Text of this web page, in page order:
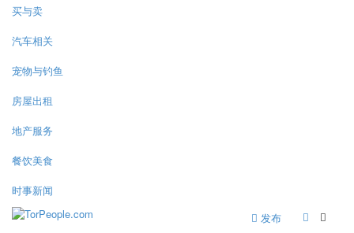
买与卖
汽车相关
宠物与钓鱼
房屋出租
地产服务
餐饮美食
时事新闻
发布